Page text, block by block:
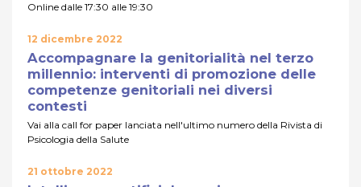
Online dalle 17:30 alle 19:30
12 dicembre 2022
Accompagnare la genitorialità nel terzo
millennio: interventi di promozione delle
competenze genitoriali nei diversi
contesti
Vai alla call for paper lanciata nell'ultimo numero della Rivista di
Psicologia della Salute
21 ottobre 2022